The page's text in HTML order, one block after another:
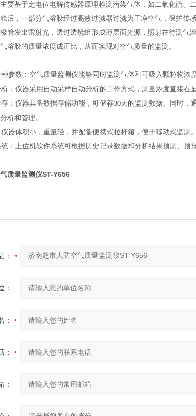
要基于定电位电解传感器原理检测污染气体，如二氧化硫、
后，一部分气溶胶经过高效过滤器过滤为干净空气，保护传
管发出雷射光，透过透镜组形成薄层面光源，照射在待测气
溶胶的质量浓度成正比，从而实现对空气质量的监测。
参数：空气质量监测仪能够同时监测气体和可吸入颗粒物浓
：仪器采用自动采样自动分析的工作方式，测量浓度直接在
：仪器具备数据存储功能，可储存30天的监测数据。同时，
析和管理。
器体积小，重量轻，并配备便携式拉杆箱，便于移动式监测。
：上位机软件系统可根据历史记录数据和分析结果预测、
质量监测仪ST-Y656
：
：
：
：
：